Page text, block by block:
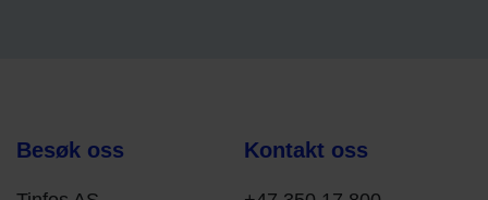
Besøk oss Kontakt oss